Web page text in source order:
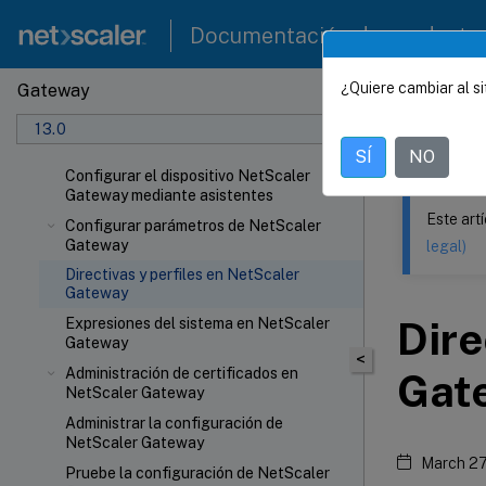
Documentación de
Gateway
13.0
Configurar el dispositivo NetScaler
Gateway mediante asistentes
Configurar parámetros de NetScaler
Gateway
Directivas y perfiles en NetScaler
Gateway
Expresiones del sistema en NetScaler
Gateway
Administración de certificados en
NetScaler Gateway
Administrar la configuración de
NetScaler Gateway
Pruebe la configuración de NetScaler
Este
<
Este
legal)
March
¿Quiere cambiar al
SÍ NO